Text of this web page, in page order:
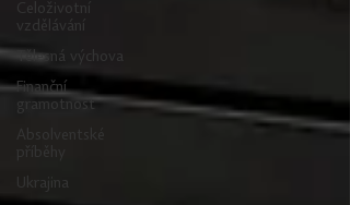
Celoživotní
vzdělávání
Tělesná výchova
Finanční
gramotnost
Ukrajina